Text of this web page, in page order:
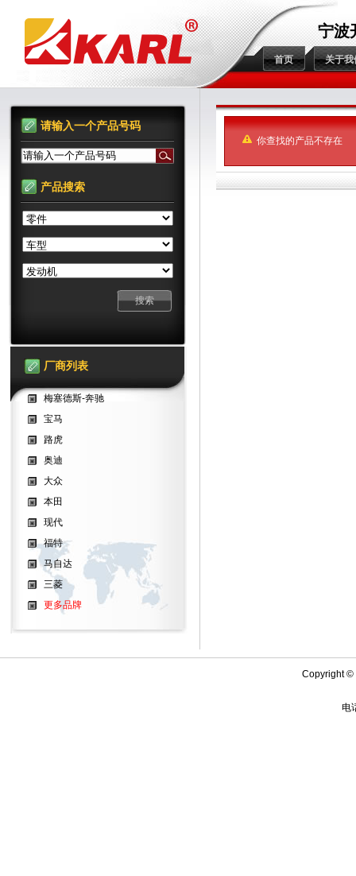
宁波
首页 关于我
你查找的产品不存在
请输入一个产品号码
请输入一个产品号码
产品搜索
厂商列表
梅塞德斯-奔驰
宝马
路虎
奥迪
大众
本田
现代
福特
马自达
三菱
更多品牌
Copyright ©
电